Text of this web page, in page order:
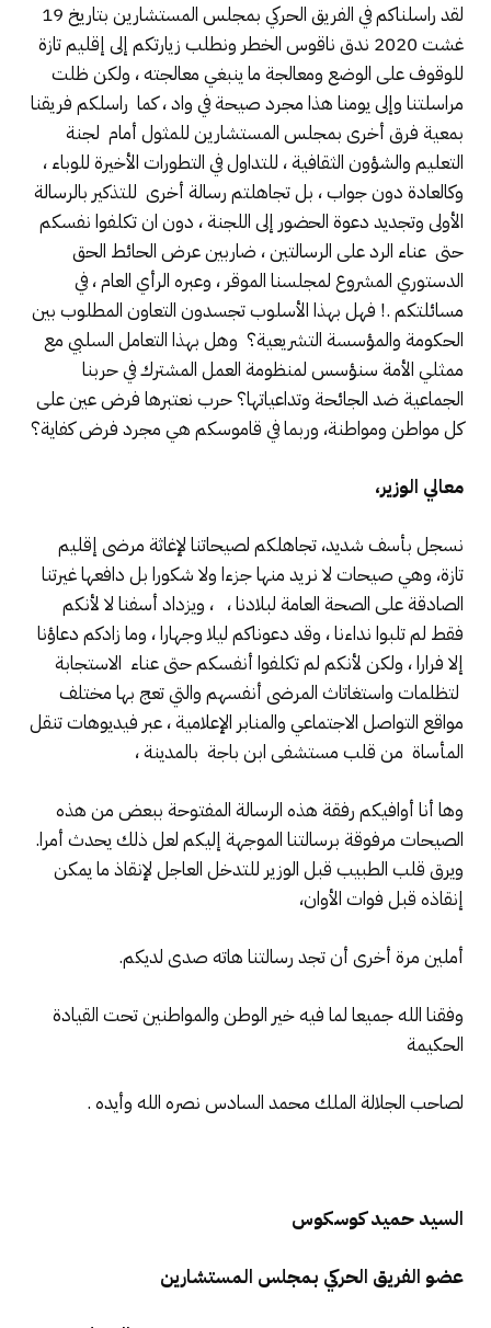
لقد راسلناكم في الفريق الحركي بمجلس المستشارين بتاريخ 19
غشت 2020 ندق ناقوس الخطر ونطلب زيارتكم إلى إقليم تازة
للوقوف على الوضع ومعالجة ما ينبغي معالجته ، ولكن ظلت
مراسلتنا وإلى يومنا هذا مجرد صيحة في واد ، كما راسلكم فريقنا
بمعية فرق أخرى بمجلس المستشارين للمثول أمام لجنة
التعليم والشؤون الثقافية ، للتداول في التطورات الأخيرة للوباء ،
وكالعادة دون جواب ، بل تجاهلتم رسالة أخرى للتذكير بالرسالة
الأولى وتجديد دعوة الحضور إلى اللجنة ، دون ان تكلفوا نفسكم
حتى عناء الرد على الرسالتين ، ضاربين عرض الحائط الحق
الدستوري المشروع لمجلسنا الموقر ، وعبره الرأي العام ، في
مسائلتكم .! فهل بهذا الأسلوب تجسدون التعاون المطلوب بين
الحكومة والمؤسسة التشريعية؟ وهل بهذا التعامل السلبي مع
ممثلي الأمة سنؤسس لمنظومة العمل المشترك في حربنا
الجماعية ضد الجائحة وتداعياتها؟ حرب نعتبرها فرض عين على
كل مواطن ومواطنة، وربما في قاموسكم هي مجرد فرض كفاية؟
معالي الوزير،
نسجل بأسف شديد، تجاهلكم لصيحاتنا لإغاثة مرضى إقليم
تازة، وهي صيحات لا نريد منها جزءا ولا شكورا بل دافعها غيرتنا
الصادقة على الصحة العامة لبلادنا ، ، ويزداد أسفنا لا لأنكم
فقط لم تلبوا نداءنا ، وقد دعوناكم ليلا وجهارا ، وما زادكم دعاؤنا
إلا فرارا ، ولكن لأنكم لم تكلفوا أنفسكم حتى عناء الاستجابة
لتظلمات واستغاتاث المرضى أنفسهم والتي تعج بها مختلف
مواقع التواصل الاجتماعي والمنابر الإعلامية ، عبر فيديوهات تنقل
المأساة من قلب مستشفى ابن باجة بالمدينة ،
وها أنا أوافيكم رفقة هذه الرسالة المفتوحة ببعض من هذه
الصيحات مرفوقة برسالتنا الموجهة إليكم لعل ذلك يحدث أمرا.
ويرق قلب الطبيب قبل الوزير للتدخل العاجل لإنقاذ ما يمكن
إنقاذه قبل فوات الأوان،
أملين مرة أخرى أن تجد رسالتنا هاته صدى لديكم.
وفقنا الله جميعا لما فيه خير الوطن والمواطنين تحت القيادة
الحكيمة
لصاحب الجلالة الملك محمد السادس نصره الله وأيده .
السيد حميد كوسكوس
عضو الفريق الحركي بمجلس المستشارين